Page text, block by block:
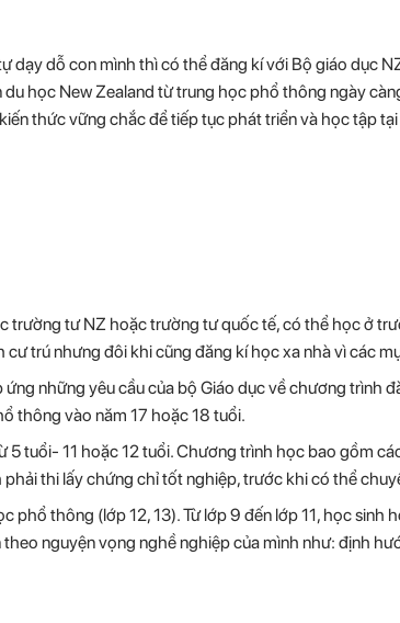
dạy dỗ con mình thì có thể đăng kí với Bộ giáo dục
học New Zealand từ trung học phổ thông ngày
thức vững chắc để tiếp tục phát triển và học tập
trường tư NZ hoặc trường tư quốc tế, có thể học ở
trú nhưng đôi khi cũng đăng kí học xa nhà vì các
những yêu cầu của bộ Giáo dục về chương trình
thông vào năm 17 hoặc 18 tuổi.
5 tuổi- 11 hoặc 12 tuổi. Chương trình học bao gồm
thi lấy chứng chỉ tốt nghiệp, trước khi có thể
phổ thông (lớp 12, 13). Từ lớp 9 đến lớp 11, học sinh
nguyện vọng nghề nghiệp của mình như: định